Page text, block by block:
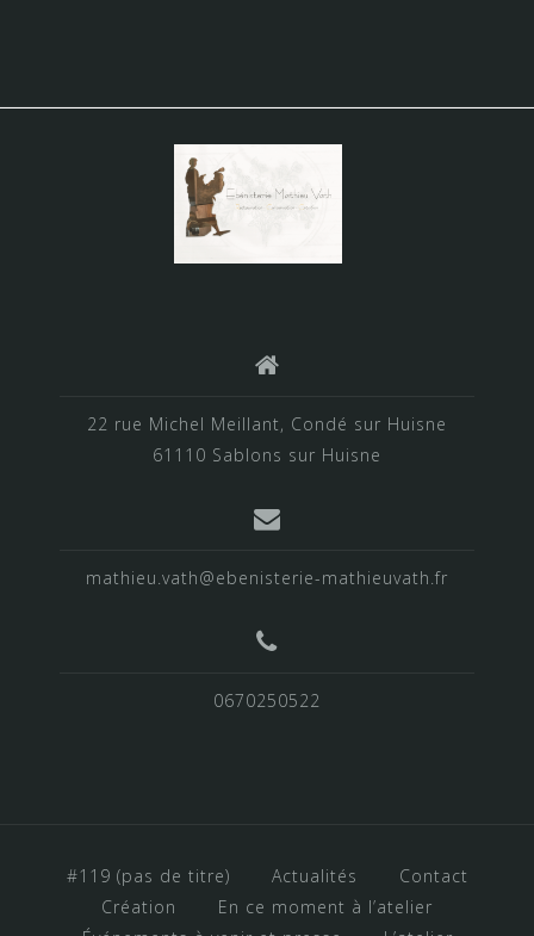
22 rue Michel Meillant, Condé sur Huisne
61110 Sablons sur Huisne
mathieu.vath@ebenisterie-mathieuvath.fr
0670250522
#119 (pas de titre) Actualités
Contact
Création
En ce moment à l’atelier